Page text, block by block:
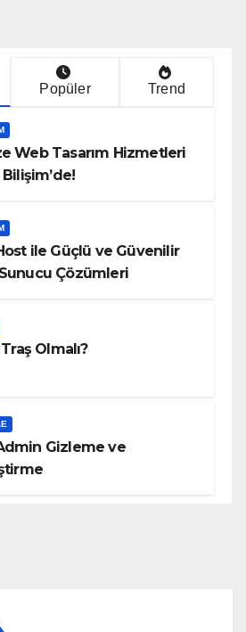
Popüler Trend
Web Tasarım Hizmetleri
ile Güçlü ve Güvenilir
Çözümleri
Traş Olmalı?
Gizleme ve